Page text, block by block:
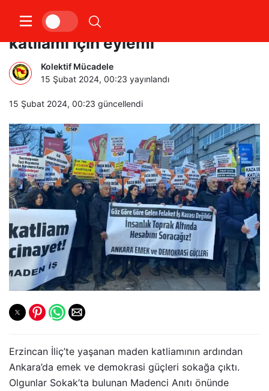
Ankara’da Erzincan İliç maden
katliamı için eylemi
Kolektif Mücadele
15 Şubat 2024, 00:23 yayınlandı
15 Şubat 2024, 00:23 güncellendi
Erzincan İliç’te yaşanan maden katliamının ardından
Ankara’da emek ve demokrasi güçleri sokağa çıktı.
Olgunlar Sokak’ta bulunan Madenci Anıtı önünde